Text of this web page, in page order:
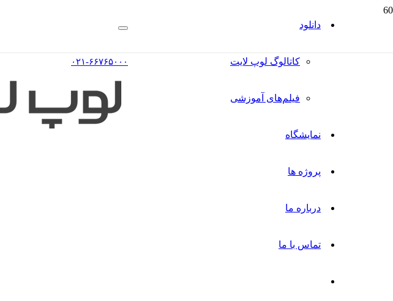
دانلود
کاتالوگ‌ لوپ لایت
فیلم‌های آموزشی
نمایشگاه
پروژه ها
درباره ما
تماس با ما
۰۲۱-۶۶۷۶۵۰۰۰